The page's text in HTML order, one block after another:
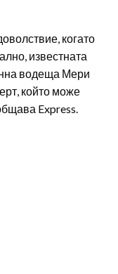
когато
известната
водеща Мери
който може
Express.